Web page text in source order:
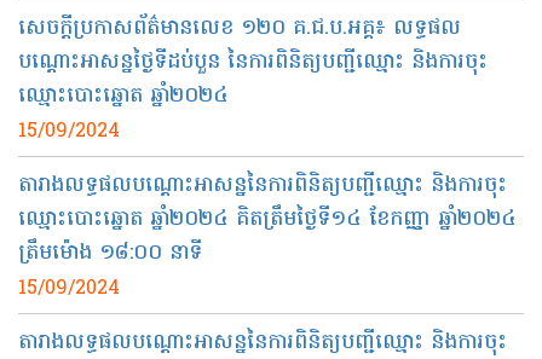
សេចក្តីប្រកាសព័ត៌មានលេខ ១២០ គ.ជ.ប.អគ្គ៖ លទ្ធផល
បណ្ដោះអាសន្នថ្ងៃទីដប់បួន នៃការពិនិត្យបញ្ជីឈ្មោះ និងការចុះ
ឈ្មោះបោះឆ្នោត ឆ្នាំ២០២៤
15/09/2024
តារាងលទ្ធផលបណ្តោះអាសន្ននៃការពិនិត្យបញ្ជីឈ្មោះ និងការចុះ
ឈ្មោះបោះឆ្នោត ឆ្នាំ២០២៤ គិតត្រឹមថ្ងៃទី១៤ ខែកញ្ញា ឆ្នាំ២០២៤
ត្រឹមម៉ោង ១៨:០០ នាទី
15/09/2024
តារាងលទ្ធផលបណ្តោះអាសន្ននៃការពិនិត្យបញ្ជីឈ្មោះ និងការចុះ